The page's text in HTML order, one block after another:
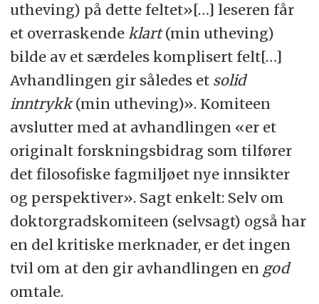
utheving) på dette feltet»[…] leseren får
et overraskende klart(min utheving)
bilde av et særdeles komplisert felt[…]
Avhandlingen gir således et solid
inntrykk(min utheving)». Komiteen
avslutter med at avhandlingen «er et
originalt forskningsbidrag som tilfører
det filosofiske fagmiljøet nye innsikter
og perspektiver». Sagt enkelt: Selv om
doktorgradskomiteen (selvsagt) også har
en del kritiske merknader, er det ingen
tvil om at den gir avhandlingen en god
omtale.